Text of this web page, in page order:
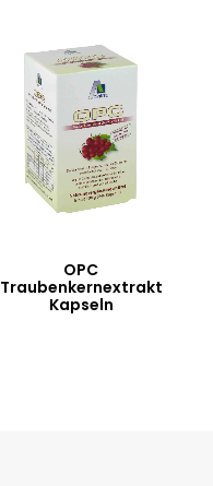
OPC
Traubenkernextrakt
Kapseln